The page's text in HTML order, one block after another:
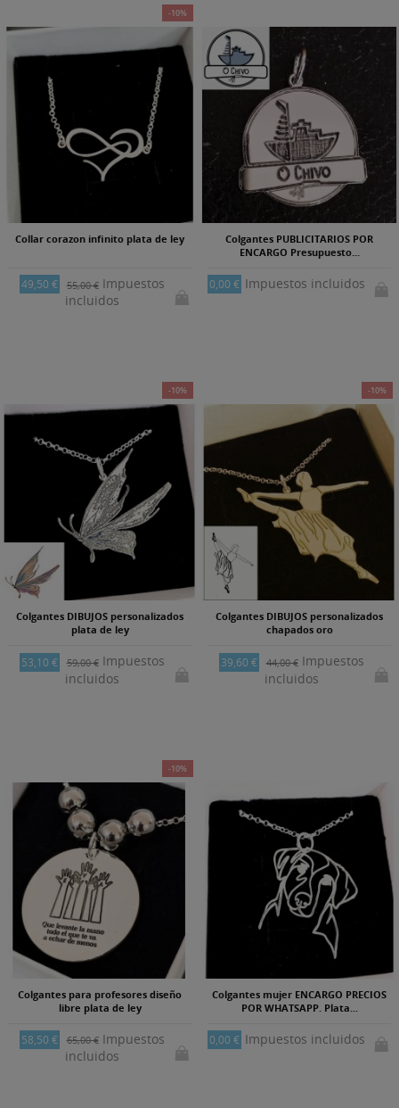
-10%
Collar corazon infinito plata de ley
49,50 € 55,00 €Impuestos
incluidos
Colgantes PUBLICITARIOS POR
ENCARGO Presupuesto...
0,00 € Impuestos incluidos
-10%
Colgantes DIBUJOS personalizados
plata de ley
53,10 € 59,00 €Impuestos
incluidos
-10%
Colgantes DIBUJOS personalizados
chapados oro
39,60 € 44,00 €Impuestos
incluidos
-10%
Colgantes para profesores diseño
libre plata de ley
58,50 € 65,00 €Impuestos
incluidos
Colgantes mujer ENCARGO PRECIOS
POR WHATSAPP. Plata...
0,00 € Impuestos incluidos